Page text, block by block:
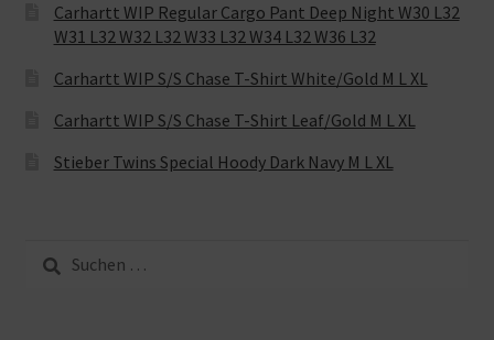
Carhartt WIP Regular Cargo Pant Deep Night W30 L32
W31 L32 W32 L32 W33 L32 W34 L32 W36 L32
Carhartt WIP S/S Chase T-Shirt White/Gold M L XL
Carhartt WIP S/S Chase T-Shirt Leaf/Gold M L XL
Stieber Twins Special Hoody Dark Navy M L XL
nach: